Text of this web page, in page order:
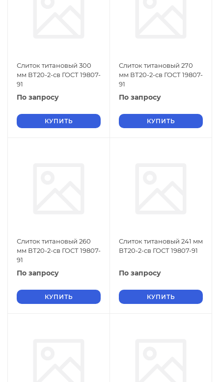
Слиток титановый 300
мм ВТ20-2-св ГОСТ 19807-
91
По запросу
КУПИТЬ
Слиток титановый 270
мм ВТ20-2-св ГОСТ 19807-
91
По запросу
КУПИТЬ
Слиток титановый 260
мм ВТ20-2-св ГОСТ 19807-
91
По запросу
КУПИТЬ
Слиток титановый 241 мм
ВТ20-2-св ГОСТ 19807-91
По запросу
КУПИТЬ